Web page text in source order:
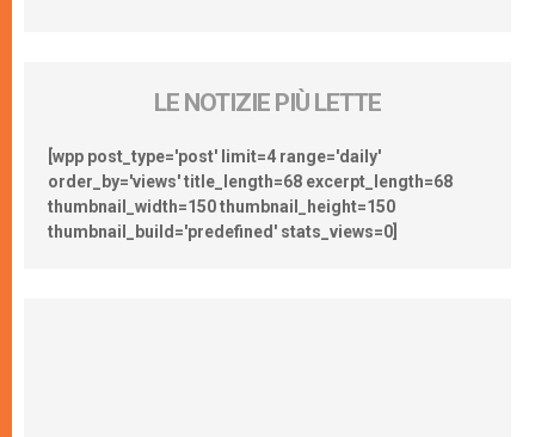
LE NOTIZIE PIÙ LETTE
[wpp post_type='post' limit=4 range='daily'
order_by='views' title_length=68 excerpt_length=68
thumbnail_width=150 thumbnail_height=150
thumbnail_build='predefined' stats_views=0]